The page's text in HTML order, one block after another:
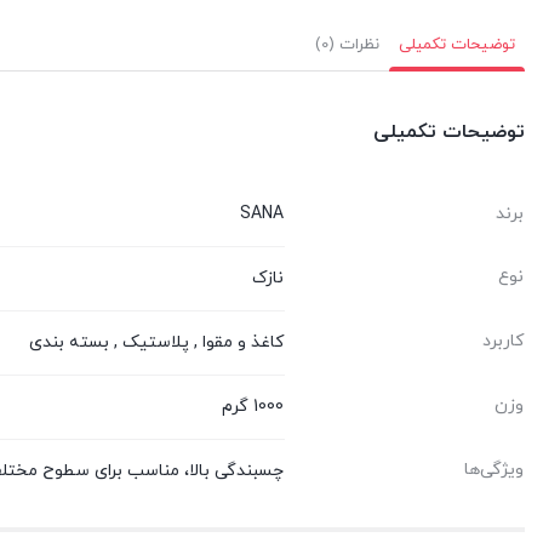
توضیحات تکمیلی نظرات (0)
توضیحات تکمیلی
برند SANA
نوع نازک
کاربرد کاغذ و مقوا , پلاستیک , بسته بندی
وزن 1000 گرم
ویژگی‌ها چسبندگی بالا، مناسب برای سطوح